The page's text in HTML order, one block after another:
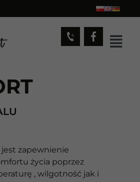
zapewnienie
życia poprzez
, wilgotność jak i